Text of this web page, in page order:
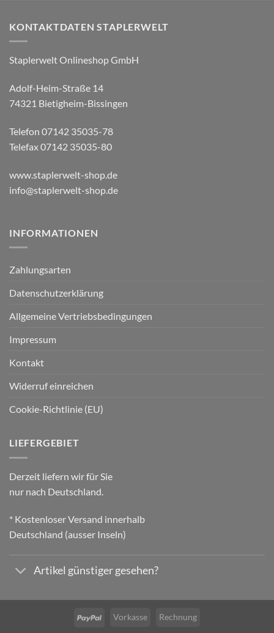
KONTAKTDATEN STAPLERWELT
Staplerwelt Onlineshop GmbH
Adolf-Heim-Straße 14
74321 Bietigheim-Bissingen
Telefon 07142 35035-78
Telefax 07142 35035-80
www.staplerwelt-shop.de
info@staplerwelt-shop.de
INFORMATIONEN
Zahlungsarten
Datenschutzerklärung
Allgemeine Vertriebsbedingungen
Impressum
Kontakt
Widerruf einreichen
Cookie-Richtlinie (EU)
LIEFERGEBIET
Derzeit liefern wir für Sie
nur nach Deutschland.
* Kostenloser Versand innerhalb
Deutschland (ausser Inseln)
Artikel günstiger gesehen?
Vorkasse Rechnung